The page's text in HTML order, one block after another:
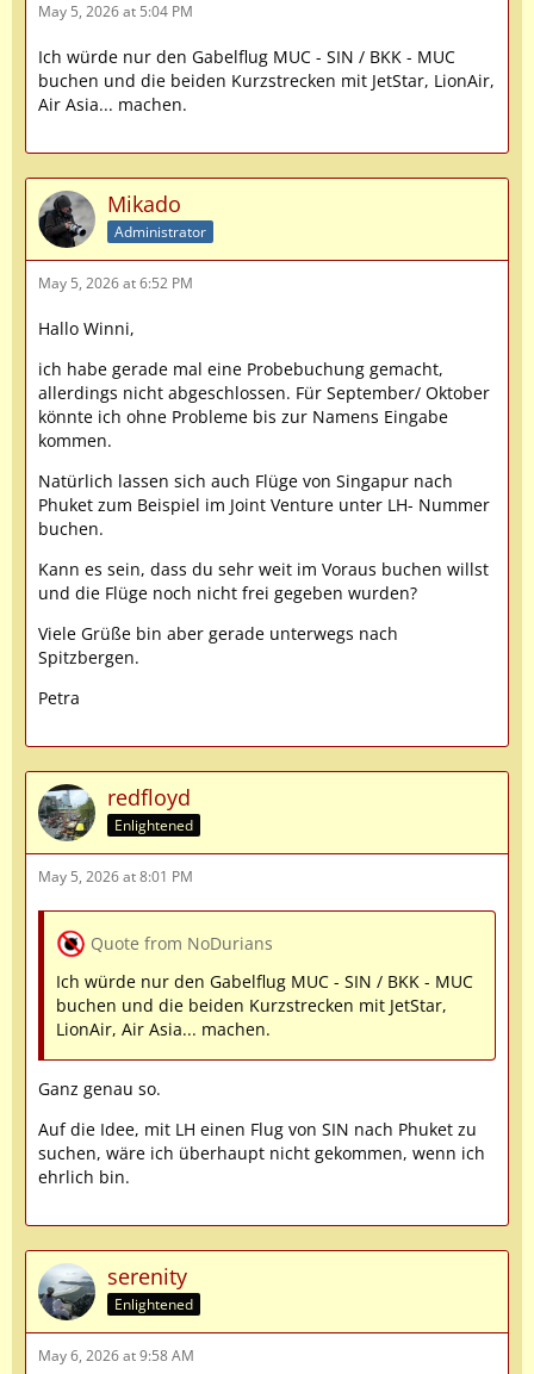
May 5, 2026 at 5:04 PM
Ich würde nur den Gabelflug MUC - SIN / BKK - MUC
buchen und die beiden Kurzstrecken mit JetStar, LionAir,
Air Asia... machen.
Mikado
Administrator
May 5, 2026 at 6:52 PM
Hallo Winni,
ich habe gerade mal eine Probebuchung gemacht,
allerdings nicht abgeschlossen. Für September/ Oktober
könnte ich ohne Probleme bis zur Namens Eingabe
kommen.
Natürlich lassen sich auch Flüge von Singapur nach
Phuket zum Beispiel im Joint Venture unter LH- Nummer
buchen.
Kann es sein, dass du sehr weit im Voraus buchen willst
und die Flüge noch nicht frei gegeben wurden?
Viele Grüße bin aber gerade unterwegs nach
Spitzbergen.
Petra
redfloyd
Enlightened
May 5, 2026 at 8:01 PM
Quote from NoDurians
Ich würde nur den Gabelflug MUC - SIN / BKK - MUC
buchen und die beiden Kurzstrecken mit JetStar,
LionAir, Air Asia... machen.
Ganz genau so.
Auf die Idee, mit LH einen Flug von SIN nach Phuket zu
suchen, wäre ich überhaupt nicht gekommen, wenn ich
ehrlich bin.
serenity
Enlightened
May 6, 2026 at 9:58 AM